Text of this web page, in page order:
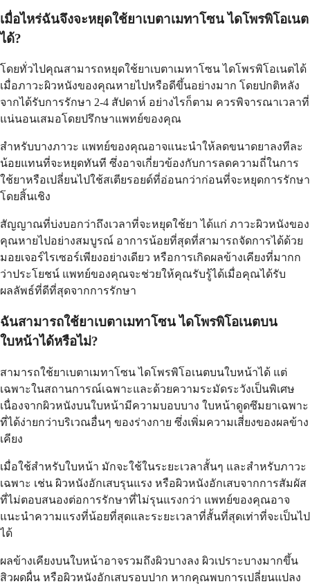
เมื่อไหร่ฉันจึงจะหยุดใช้ยาเบตาเมทาโซน ไดโพรพิโอเนต
ได้?
โดยทั่วไปคุณสามารถหยุดใช้ยาเบตาเมทาโซน ไดโพรพิโอเนตได้
เมื่อภาวะผิวหนังของคุณหายไปหรือดีขึ้นอย่างมาก โดยปกติหลัง
จากได้รับการรักษา 2-4 สัปดาห์ อย่างไรก็ตาม ควรพิจารณาเวลาที่
แน่นอนเสมอโดยปรึกษาแพทย์ของคุณ
สำหรับบางภาวะ แพทย์ของคุณอาจแนะนำให้ลดขนาดยาลงทีละ
น้อยแทนที่จะหยุดทันที ซึ่งอาจเกี่ยวข้องกับการลดความถี่ในการ
ใช้ยาหรือเปลี่ยนไปใช้สเตียรอยด์ที่อ่อนกว่าก่อนที่จะหยุดการรักษา
โดยสิ้นเชิง
สัญญาณที่บ่งบอกว่าถึงเวลาที่จะหยุดใช้ยา ได้แก่ ภาวะผิวหนังของ
คุณหายไปอย่างสมบูรณ์ อาการน้อยที่สุดที่สามารถจัดการได้ด้วย
มอยเจอร์ไรเซอร์เพียงอย่างเดียว หรือการเกิดผลข้างเคียงที่มากก
ว่าประโยชน์ แพทย์ของคุณจะช่วยให้คุณรับรู้ได้เมื่อคุณได้รับ
ผลลัพธ์ที่ดีที่สุดจากการรักษา
ฉันสามารถใช้ยาเบตาเมทาโซน ไดโพรพิโอเนตบน
ใบหน้าได้หรือไม่?
สามารถใช้ยาเบตาเมทาโซน ไดโพรพิโอเนตบนใบหน้าได้ แต่
เฉพาะในสถานการณ์เฉพาะและด้วยความระมัดระวังเป็นพิเศษ
เนื่องจากผิวหนังบนใบหน้ามีความบอบบาง ใบหน้าดูดซึมยาเฉพาะ
ที่ได้ง่ายกว่าบริเวณอื่นๆ ของร่างกาย ซึ่งเพิ่มความเสี่ยงของผลข้าง
เคียง
เมื่อใช้สำหรับใบหน้า มักจะใช้ในระยะเวลาสั้นๆ และสำหรับภาวะ
เฉพาะ เช่น ผิวหนังอักเสบรุนแรง หรือผิวหนังอักเสบจากการสัมผัส
ที่ไม่ตอบสนองต่อการรักษาที่ไม่รุนแรงกว่า แพทย์ของคุณอาจ
แนะนำความแรงที่น้อยที่สุดและระยะเวลาที่สั้นที่สุดเท่าที่จะเป็นไป
ได้
ผลข้างเคียงบนใบหน้าอาจรวมถึงผิวบางลง ผิวเปราะบางมากขึ้น
สิวผดผื่น หรือผิวหนังอักเสบรอบปาก หากคุณพบการเปลี่ยนแปลง